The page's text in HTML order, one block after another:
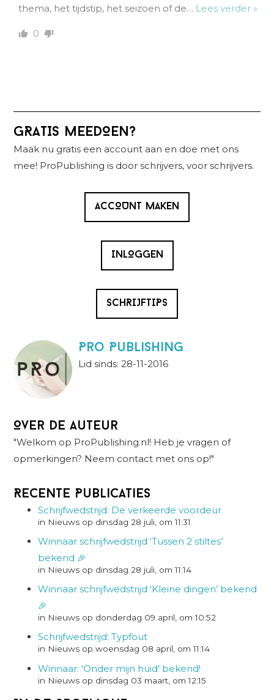
thema, het tijdstip, het seizoen of de… Lees verder »
0
Primaire
Sidebar
GRATIS MEEDOEN?
Maak nu gratis een account aan en doe met ons
mee! ProPublishing is door schrijvers, voor schrijvers.
ACCOUNT MAKEN
INLOGGEN
SCHRIJFTIPS
Pro Publishing
Lid sinds: 28-11-2016
Over de auteur
"Welkom op ProPublishing.nl! Heb je vragen of
opmerkingen? Neem contact met ons op!"
Recente Publicaties
Schrijfwedstrijd: De verkeerde voordeur
in Nieuws op dinsdag 28 juli, om 11:31
Winnaar schrijfwedstrijd ‘Tussen 2 stiltes’
bekend 🎉
in Nieuws op dinsdag 28 juli, om 11:14
Winnaar schrijfwedstrijd ‘Kleine dingen’ bekend
🎉
in Nieuws op donderdag 09 april, om 10:52
Schrijfwedstrijd: Typfout
in Nieuws op woensdag 08 april, om 11:14
Winnaar: 'Onder mijn huid' bekend!
in Nieuws op dinsdag 03 maart, om 12:15